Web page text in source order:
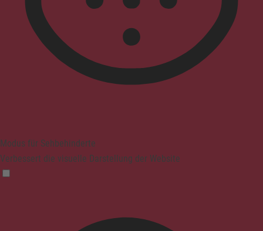
Modus für Sehbehinderte
Verbessert die visuelle Darstellung der Website